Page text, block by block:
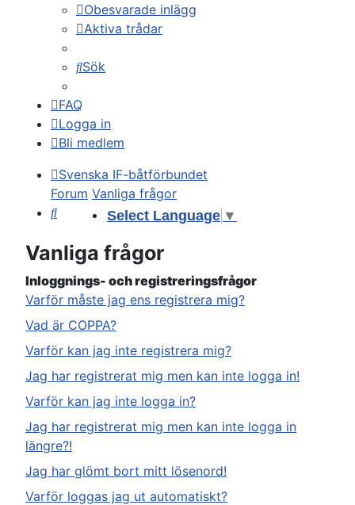
Obesvarade inlägg
Aktiva trådar
Sök
FAQ
Logga in
Bli medlem
Svenska IF-båtförbundet
Forum Vanliga frågor
Select Language ▼
Sök
Vanliga frågor
Inloggnings- och registreringsfrågor
Varför måste jag ens registrera mig?
Vad är COPPA?
Varför kan jag inte registrera mig?
Jag har registrerat mig men kan inte logga in!
Varför kan jag inte logga in?
Jag har registrerat mig men kan inte logga in
längre?!
Jag har glömt bort mitt lösenord!
Varför loggas jag ut automatiskt?